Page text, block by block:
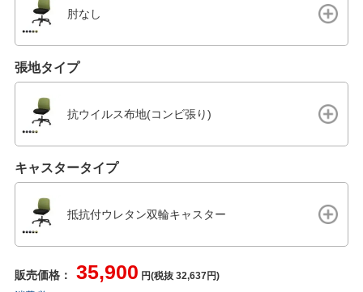
肘なし
張地タイプ
抗ウイルス布地(コンビ張り)
キャスタータイプ
抵抗付ウレタン双輪キャスター
販売価格： 35,900 円(税抜 32,637円)